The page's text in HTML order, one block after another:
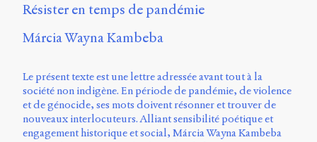
Résister en temps de pandémie
Márcia Wayna Kambeba
Le présent texte est une lettre adressée avant tout à la
société non indigène. En période de pandémie, de violence
et de génocide, ses mots doivent résonner et trouver de
nouveaux interlocuteurs. Alliant sensibilité poétique et
engagement historique et social, Márcia Wayna Kambeba